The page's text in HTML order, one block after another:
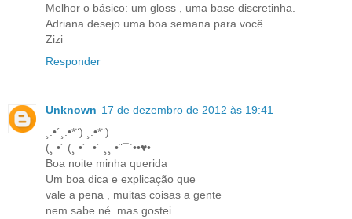
Melhor o básico: um gloss , uma base discretinha.
Adriana desejo uma boa semana para você
Zizi
Responder
Unknown 17 de dezembro de 2012 às 19:41
¸.•´¸.•*¨) ¸.•*¨)
(¸.•´ (¸.•´ .•´ ¸¸.•¨¯`••♥•
Boa noite minha querida
Um boa dica e explicação que
vale a pena , muitas coisas a gente
nem sabe né..mas gostei